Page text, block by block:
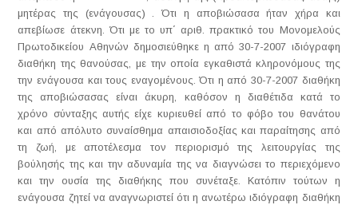
μητέρας της (ενάγουσας) . Ότι η αποβιώσασα ήταν χήρα και
απεβίωσε άτεκνη. Ότι με το υπ΄ αριθ. πρακτικό του Μονομελούς
Πρωτοδικείου Αθηνών δημοσιεύθηκε η από 30-7-2007 ιδιόγραφη
διαθήκη της θανούσας, με την οποία εγκαθιστά κληρονόμους της
την ενάγουσα και τους εναγομένους. Ότι η από 30-7-2007 διαθήκη
της αποβιώσασας είναι άκυρη, καθόσον η διαθέτιδα κατά το
χρόνο σύνταξης αυτής είχε κυριευθεί από το φόβο του θανάτου
και από απόλυτο συναίσθημα απαισιοδοξίας και παραίτησης από
τη ζωή, με αποτέλεσμα τον περιορισμό της λειτουργίας της
βούλησής της και την αδυναμία της να διαγνώσει το περιεχόμενο
και την ουσία της διαθήκης που συνέταξε. Κατόπιν τούτων η
ενάγουσα ζητεί να αναγνωριστεί ότι η ανωτέρω ιδιόγραφη διαθήκη